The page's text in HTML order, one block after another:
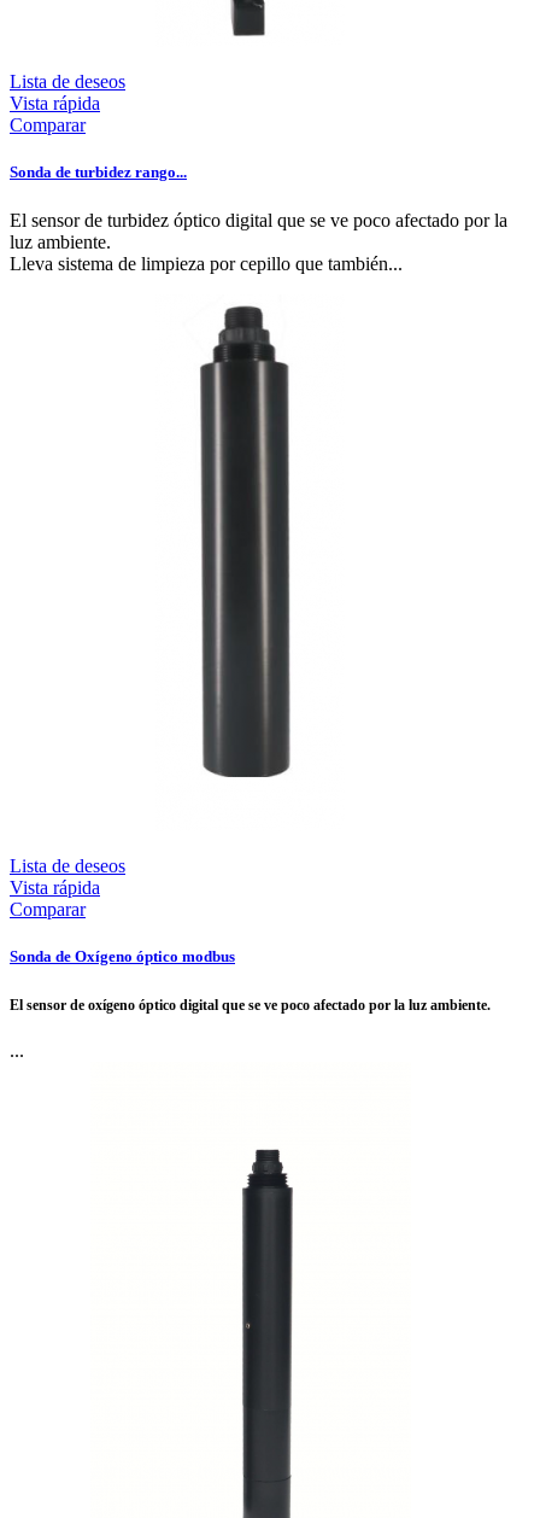
Lista de deseos
Vista rápida
Comparar
Sonda de turbidez rango...
El sensor de turbidez óptico digital que se ve poco afectado por la
luz ambiente.
Lleva sistema de limpieza por cepillo que también...
Lista de deseos
Vista rápida
Comparar
Sonda de Oxígeno óptico modbus
El sensor de oxígeno óptico digital que se ve poco afectado por la luz ambiente.
...